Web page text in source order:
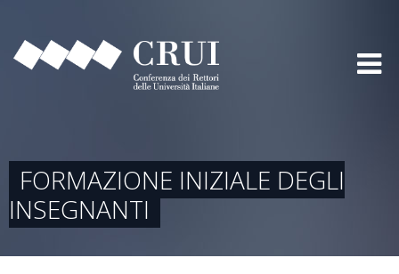
FORMAZIONE INIZIALE DEGLI
INSEGNANTI